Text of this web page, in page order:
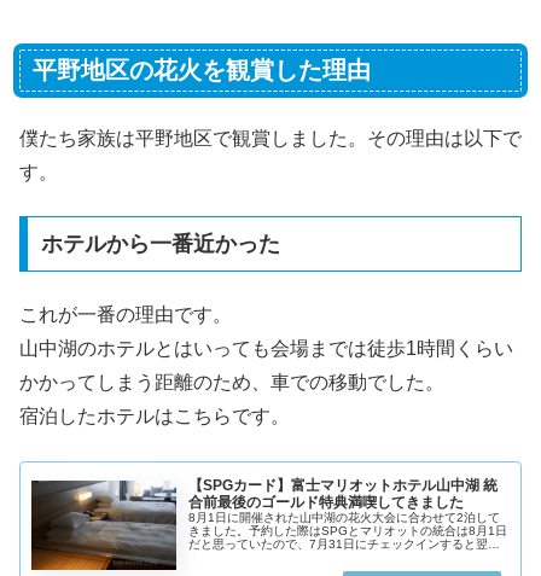
平野地区の花火を観賞した理由
僕たち家族は平野地区で観賞しました。その理由は以下で
す。
ホテルから一番近かった
これが一番の理由です。
山中湖のホテルとはいっても会場までは徒歩1時間くらい
かかってしまう距離のため、車での移動でした。
宿泊したホテルはこちらです。
【SPGカード】富士マリオットホテル山中湖 統
合前最後のゴールド特典満喫してきました
8月1日に開催された山中湖の花火大会に合わせて2泊して
きました。予約した際はSPGとマリオットの統合は8月1日
だと思っていたので、7月31日にチェックインすると翌日